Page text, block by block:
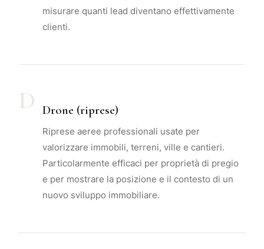
misurare quanti lead diventano effettivamente
clienti.
D Drone (riprese)
Riprese aeree professionali usate per
valorizzare immobili, terreni, ville e cantieri.
Particolarmente efficaci per proprietà di pregio
e per mostrare la posizione e il contesto di un
nuovo sviluppo immobiliare.